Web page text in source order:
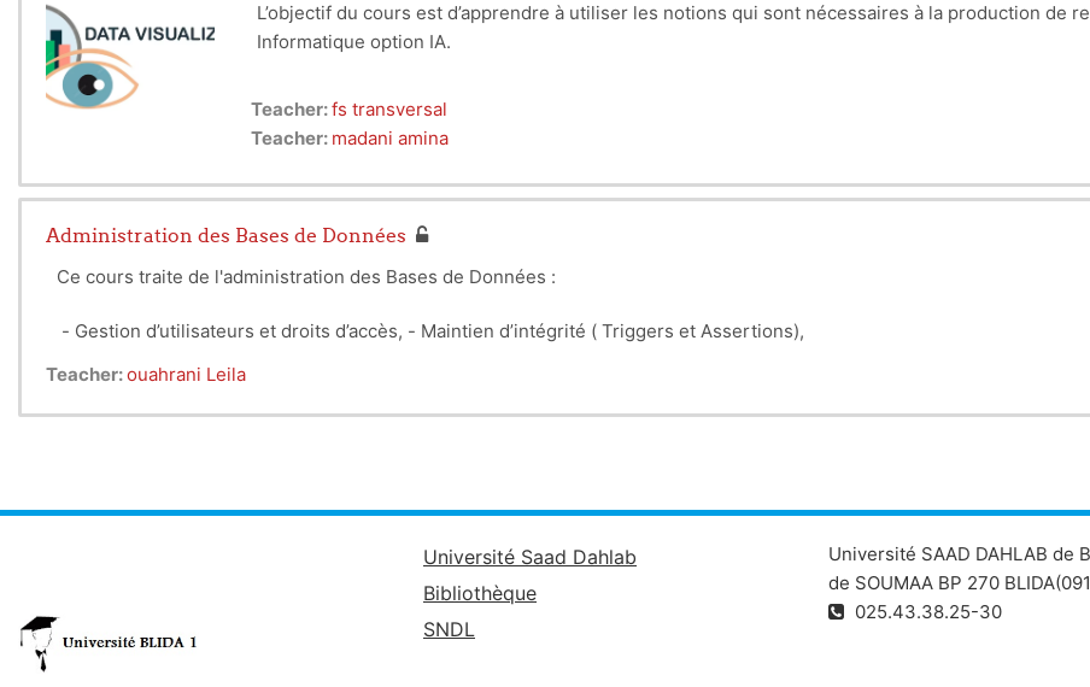
Algerian legislation.
Leila Ouahrani
L’objectif du cours est d’apprendre à utiliser les notions qui sont nécessaires à la production de
Informatique option IA.
Teacher:fs transversal
Teacher: madani amina
Administration des Bases de Données
Ce cours traite de l'administration des Bases de Données :
- Gestion d’utilisateurs et droits d’accès, - Maintien d’intégrité ( Triggers et Assertions),
Teacher:ouahrani Leila
Université Saad Dahlab
Bibliothèque
SNDL
Université SAAD DAHLAB de
de SOUMAA BP 270
025.43.38.25-30